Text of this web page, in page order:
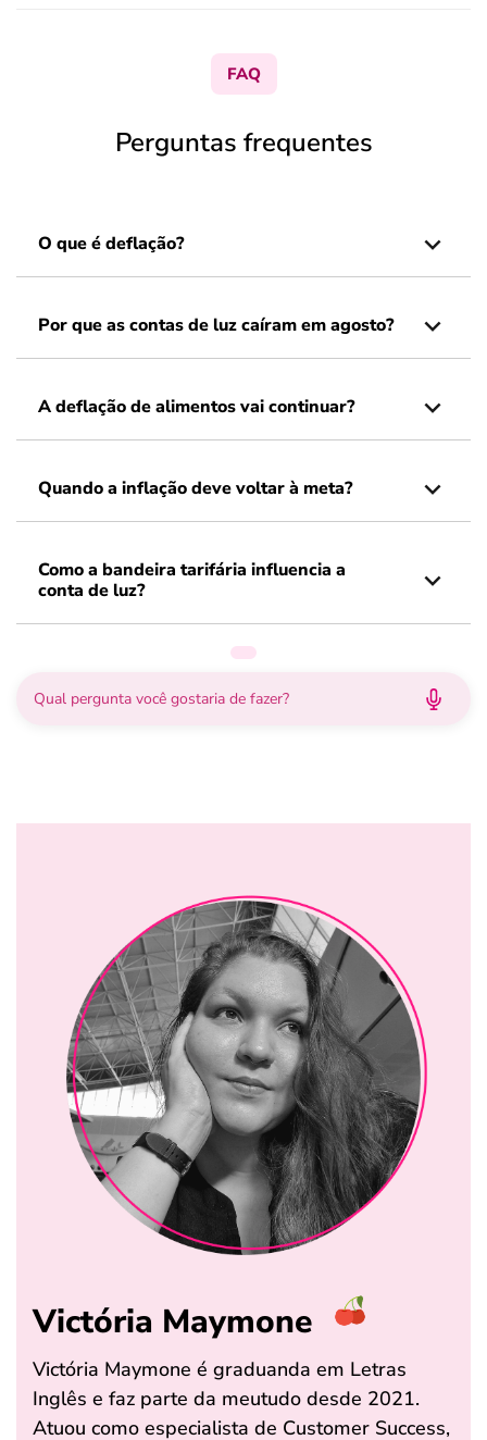
FAQ
Perguntas frequentes
O que é deflação?
Por que as contas de luz caíram em agosto?
A deflação de alimentos vai continuar?
Quando a inflação deve voltar à meta?
Como a bandeira tarifária influencia a
conta de luz?
Victória Maymone
Victória Maymone é graduanda em Letras
Inglês e faz parte da meutudo desde 2021.
Atuou como especialista de Customer Success,